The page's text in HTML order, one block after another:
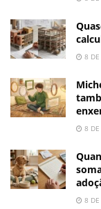
8
8
8